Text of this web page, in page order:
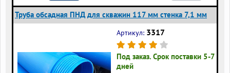
Труба обсадная ПНД для скважин 117 мм стенка 7,1 мм
Артикул: 3317
Под заказ. Срок поставки 5-7
дней